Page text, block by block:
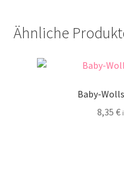
Ähnliche
Baby-
8,35 €